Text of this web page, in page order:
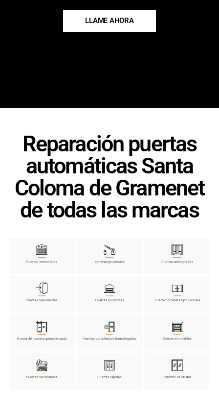
LLAME AHORA
Reparación puertas
automáticas Santa
Coloma de Gramenet
de todas las marcas